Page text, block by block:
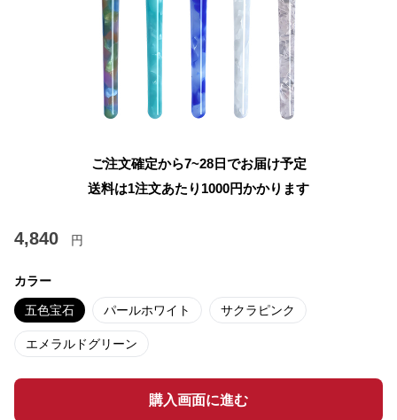
ご注文確定から7~28日でお届け予定
送料は1注文あたり 1000円かかります
4,840 円
カラー
五色宝石 パールホワイト サクラピンク
エメラルドグリーン
購入画面に進む